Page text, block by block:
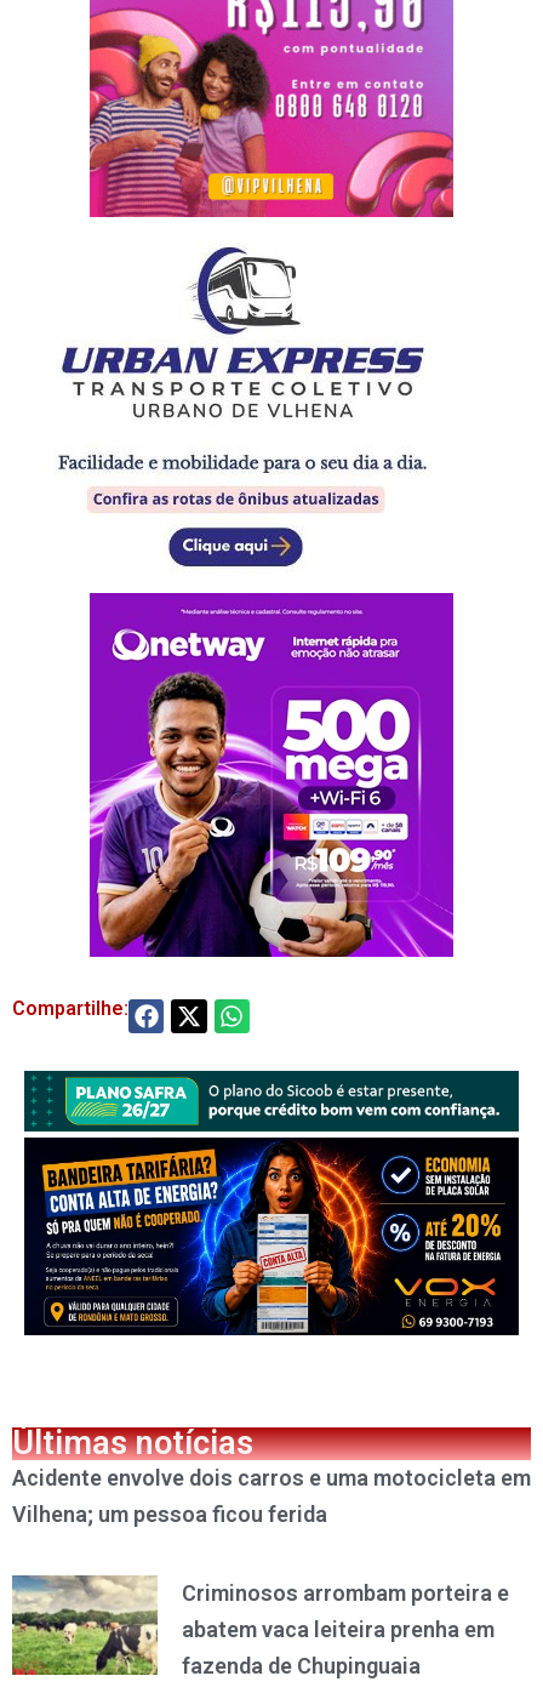
Compartilhe:
Últimas notícias
Acidente envolve dois carros e uma motocicleta em
Vilhena; um pessoa ficou ferida
Criminosos arrombam porteira e
abatem vaca leiteira prenha em
fazenda de Chupinguaia